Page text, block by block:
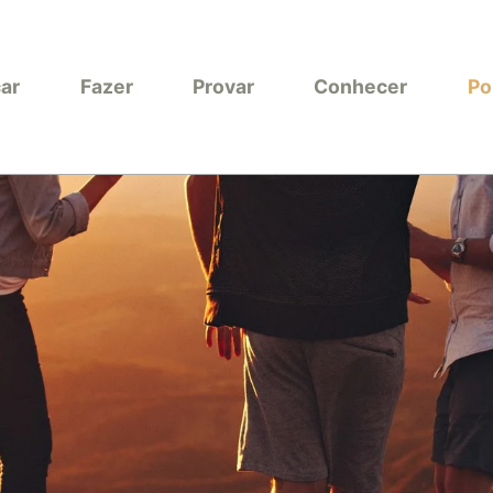
Fazer Provar Conhecer